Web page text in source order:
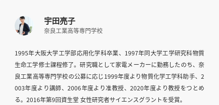
一
覧
研
究
者
宇田亮子
奈良工業高等専門学校
1995年大阪大学工学部応用化学科卒業、1997年同大学工学研究科物質
生命工学修士課程修了。研究職として家電メーカーに勤務したのち、奈
良工業高等専門学校の公募に応じ1999年度より物質化学工学科助手、2
003年度より講師、2006年度より准教授、2020年度より教授をつとめ
る。2016年第9回資生堂 女性研究者サイエンスグラントを受賞。